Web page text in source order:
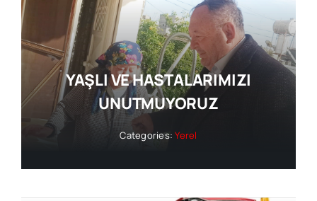
YAŞLI VE HASTALARIMIZI
UNUTMUYORUZ
Categories:Yerel